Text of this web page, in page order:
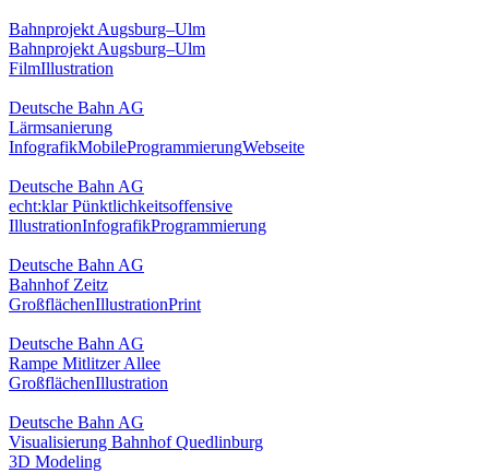
Bahnprojekt Augsburg–Ulm
Bahnprojekt Augsburg–Ulm
FilmIllustration
Deutsche Bahn AG
Lärmsanierung
InfografikMobileProgrammierungWebseite
Deutsche Bahn AG
echt:klar Pünktlichkeitsoffensive
IllustrationInfografikProgrammierung
Deutsche Bahn AG
Bahnhof Zeitz
GroßflächenIllustrationPrint
Deutsche Bahn AG
Rampe Mitlitzer Allee
GroßflächenIllustration
Deutsche Bahn AG
Visualisierung Bahnhof Quedlinburg
3D Modeling